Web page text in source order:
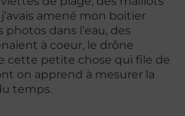
amené mon boitier
dans l’eau, des
à coeur, le drône
cette petite chose qui file de
on apprend à mesurer la
temps.